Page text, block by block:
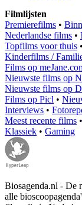
Filmlijsten
Premierefilms •
Nederlandse films •
Topfilms voor thuis •
Kinderfilms /
Films op
Nieuwste films op
Nieuwste films op
Films op Picl •
Interviews •
Meest recente films •
Klassiek • Gaming
Biosagenda.nl - De
alle